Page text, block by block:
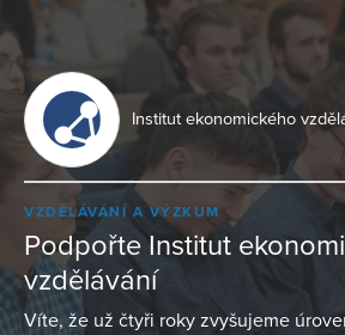
Institut ekonomického
VZDĚLÁVÁNÍ A VÝZKUM
Podpořte Institut
vzdělávání
Víte, že už čtyři roky zvyšujeme